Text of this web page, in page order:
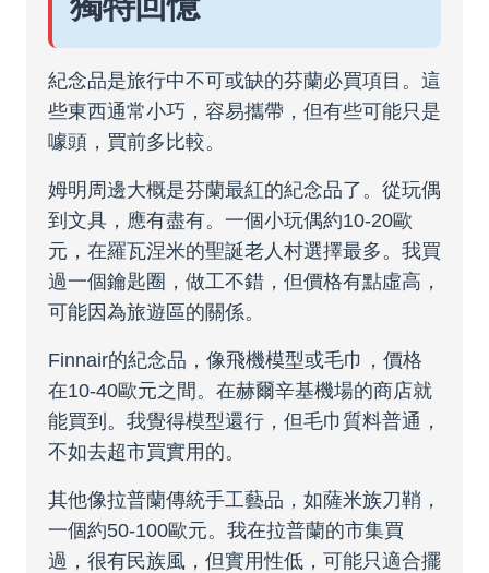
紀念品是旅行中不可或缺的芬蘭必買項目。這
些東西通常小巧，容易攜帶，但有些可能只是
噱頭，買前多比較。
姆明周邊大概是芬蘭最紅的紀念品了。從玩偶
到文具，應有盡有。一個小玩偶約10-20歐
元，在羅瓦涅米的聖誕老人村選擇最多。我買
過一個鑰匙圈，做工不錯，但價格有點虛高，
可能因為旅遊區的關係。
Finnair的紀念品，像飛機模型或毛巾，價格
在10-40歐元之間。在赫爾辛基機場的商店就
能買到。我覺得模型還行，但毛巾質料普通，
不如去超市買實用的。
其他像拉普蘭傳統手工藝品，如薩米族刀鞘，
一個約50-100歐元。我在拉普蘭的市集買
過，很有民族風，但實用性低，可能只適合擺